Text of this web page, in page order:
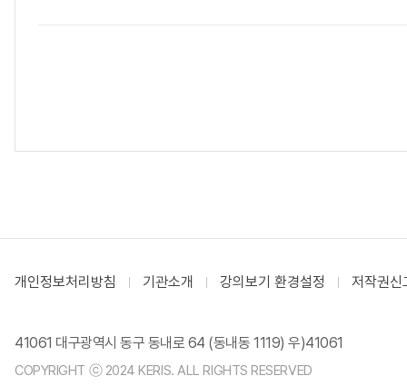
개인정보처리방침 기관소개 강의보기 환경설정 저작권신
41061 대구광역시 동구 동내로 64 (동내동 1119) 우)41061
COPYRIGHT ⓒ 2024 KERIS. ALL RIGHTS RESERVED